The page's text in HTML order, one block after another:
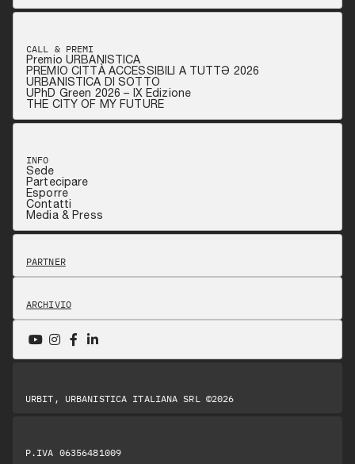
CALL & PREMI
Premio URBANISTICA
PREMIO CITTÀ ACCESSIBILI A TUTTƏ 2026
URBANISTICA DI SOTTO
UPhD Green 2026 – IX Edizione
THE CITY OF MY FUTURE
INFO
Sede
Partecipare
Esporre
Contatti
Media & Press
PARTNER
ARCHIVIO
URBIT, URBANISTICA ITALIANA SRL ©2026
P.IVA 06356481009